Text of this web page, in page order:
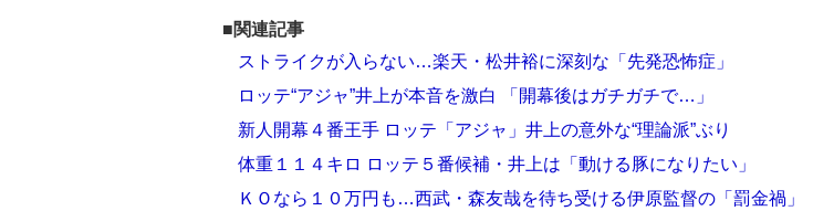
■関連記事
ストライクが入らない…楽天・松井裕に深刻な「先発恐怖症」
ロッテ“アジャ”井上が本音を激白 「開幕後はガチガチで…」
新人開幕４番王手 ロッテ「アジャ」井上の意外な“理論派”ぶり
体重１１４キロ ロッテ５番候補・井上は「動ける豚になりたい」
ＫＯなら１０万円も…西武・森友哉を待ち受ける伊原監督の「罰金禍」